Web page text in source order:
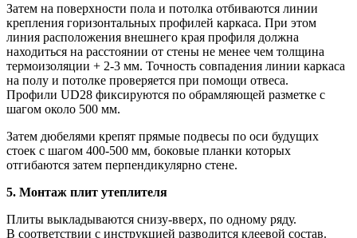
Затем на поверхности пола и потолка отбиваются линии
крепления горизонтальных профилей каркаса. При этом
линия расположения внешнего края профиля должна
находиться на расстоянии от стены не менее чем толщина
термоизоляции + 2-3 мм. Точность совпадения линии каркаса
на полу и потолке проверяется при помощи отвеса.
Профили UD28 фиксируются по обрамляющей разметке с
шагом около 500 мм.
Затем дюбелями крепят прямые подвесы по оси будущих
стоек с шагом 400-500 мм, боковые планки которых
отгибаются затем перпендикулярно стене.
5. Монтаж плит утеплителя
Плиты выкладываются снизу-вверх, по одному ряду.
В соответствии с инструкцией разводится клеевой состав.